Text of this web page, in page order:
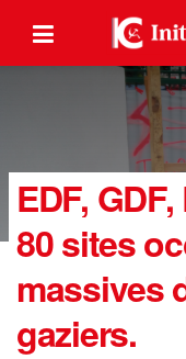
EDF,
80 sites
massives
gaziers.